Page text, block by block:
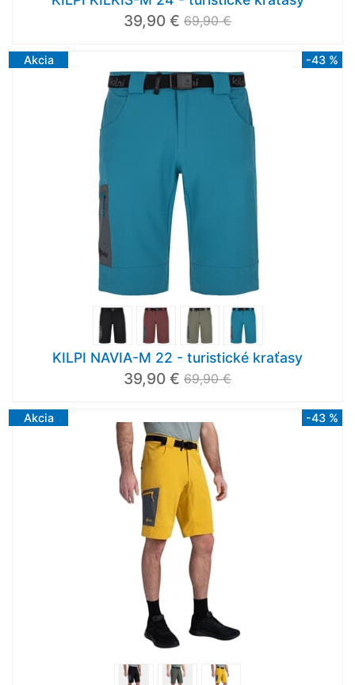
39,90 € 69,90 €
Akcia -43 %
KILPI NAVIA-M 22 - turistické kraťasy
39,90 € 69,90 €
Akcia -43 %